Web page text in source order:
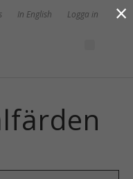
In English Logga in ×